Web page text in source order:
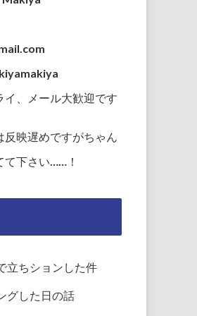
イ、メール大歓迎です
反映遅めですがちゃん
て下さい……！
立ちションした件
グした日の話